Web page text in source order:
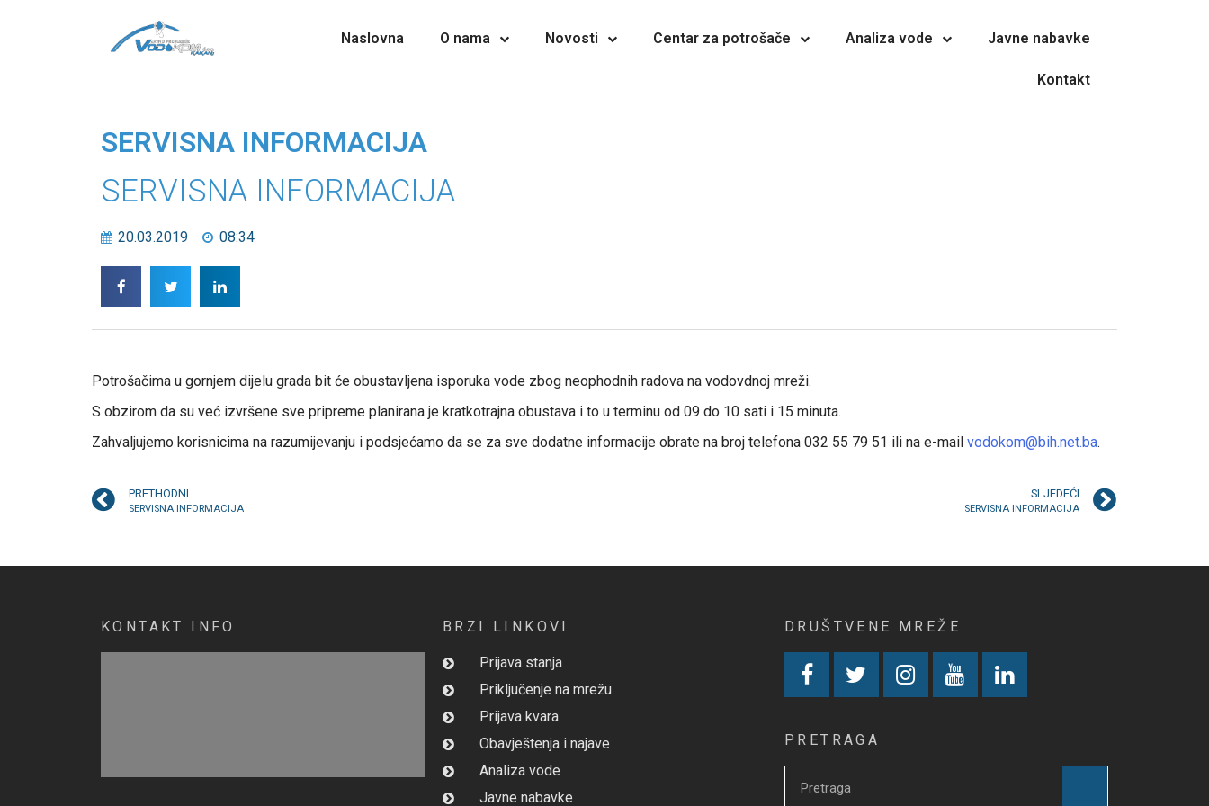
Naslovna O nama Novosti Centar za potrošače Analiza vode Javne nabavke
Kontakt
SERVISNA INFORMACIJA
SERVISNA INFORMACIJA
20.03.2019 08:34
Potrošačima u gornjem dijelu grada bit će obustavljena isporuka vode zbog neophodnih radova na vodovdnoj mreži.
S obzirom da su već izvršene sve pripreme planirana je kratkotrajna obustava i to u terminu od 09 do 10 sati i 15 minuta.
Zahvaljujemo korisnicima na razumijevanju i podsjećamo da se za sve dodatne informacije obrate na broj telefona 032 55 79 51 ili na e-mail vodokom@bih.net.ba.
PRETHODNI
SERVISNA INFORMACIJA
SLJEDEĆI
SERVISNA INFORMACIJA
KONTAKT INFO BRZI LINKOVI
Prijava stanja
Priključenje na mrežu
Prijava kvara
Obavještenja i najave
Analiza vode
Javne nabavke
DRUŠTVENE MREŽE
PRETRAGA